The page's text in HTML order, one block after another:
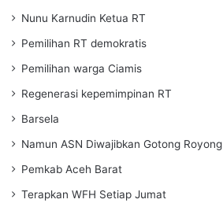
Nunu Karnudin Ketua RT
Pemilihan RT demokratis
Pemilihan warga Ciamis
Regenerasi kepemimpinan RT
Barsela
Namun ASN Diwajibkan Gotong Royong
Pemkab Aceh Barat
Terapkan WFH Setiap Jumat